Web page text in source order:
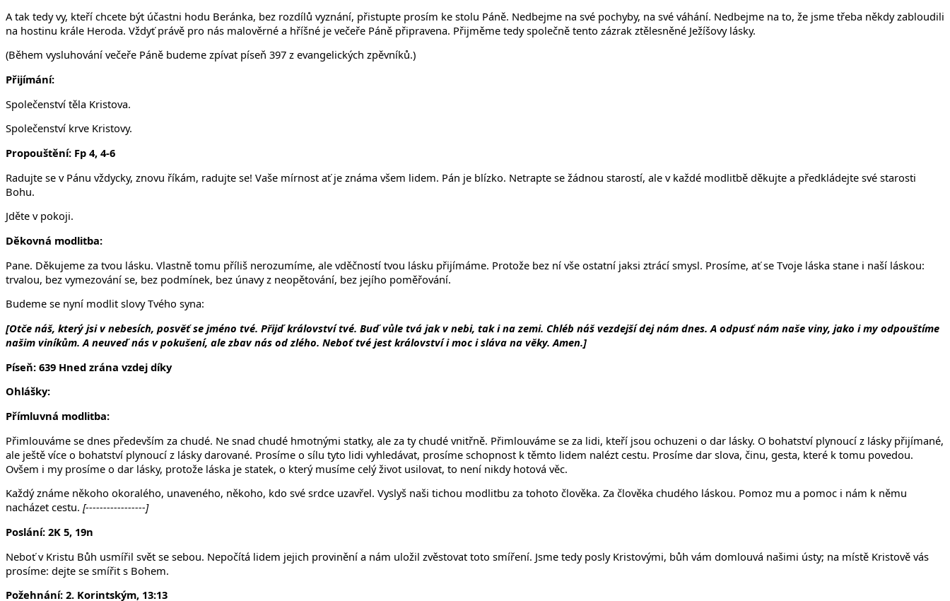
A tak tedy vy, kteří chcete být účastni hodu Beránka, bez rozdílů vyznání, přistupte prosím ke stolu Páně. Nedbejme na své pochyby, na své váhání. Nedbejme na to, že jsme třeba někdy zabloudili
na hostinu krále Heroda. Vždyť právě pro nás malověrné a hříšné je večeře Páně připravena. Přijměme tedy společně tento zázrak ztělesněné Ježíšovy lásky.
(Během vysluhování večeře Páně budeme zpívat píseň 397 z evangelických zpěvníků.)
Přijímání:
Společenství těla Kristova.
Společenství krve Kristovy.
Propouštění: Fp 4, 4-6
Radujte se v Pánu vždycky, znovu říkám, radujte se! Vaše mírnost ať je známa všem lidem. Pán je blízko. Netrapte se žádnou starostí, ale v každé modlitbě děkujte a předkládejte své starosti
Bohu.
Jděte v pokoji.
Děkovná modlitba:
Pane. Děkujeme za tvou lásku. Vlastně tomu příliš nerozumíme, ale vděčností tvou lásku přijímáme. Protože bez ní vše ostatní jaksi ztrácí smysl. Prosíme, ať se Tvoje láska stane i naší láskou:
trvalou, bez vymezování se, bez podmínek, bez únavy z neopětování, bez jejího poměřování.
Budeme se nyní modlit slovy Tvého syna:
[Otče náš, který jsi v nebesích, posvěť se jméno tvé. Přijď království tvé. Buď vůle tvá jak v nebi, tak i na zemi. Chléb náš vezdejší dej nám dnes. A odpusť nám naše viny, jako i my odpouštíme
našim viníkům. A neuveď nás v pokušení, ale zbav nás od zlého. Neboť tvé jest království i moc i sláva na věky. Amen.]
Píseň: 639 Hned zrána vzdej díky
Ohlášky:
Přímluvná modlitba:
Přimlouváme se dnes především za chudé. Ne snad chudé hmotnými statky, ale za ty chudé vnitřně. Přimlouváme se za lidi, kteří jsou ochuzeni o dar lásky. O bohatství plynoucí z lásky přijímané,
ale ještě více o bohatství plynoucí z lásky darované. Prosíme o sílu tyto lidi vyhledávat, prosíme schopnost k těmto lidem nalézt cestu. Prosíme dar slova, činu, gesta, které k tomu povedou.
Ovšem i my prosíme o dar lásky, protože láska je statek, o který musíme celý život usilovat, to není nikdy hotová věc.
Každý známe někoho okoralého, unaveného, někoho, kdo své srdce uzavřel. Vyslyš naši tichou modlitbu za tohoto člověka. Za člověka chudého láskou. Pomoz mu a pomoc i nám k němu
nacházet cestu. [-----------------]
Poslání: 2K 5, 19n
Neboť v Kristu Bůh usmířil svět se sebou. Nepočítá lidem jejich provinění a nám uložil zvěstovat toto smíření. Jsme tedy posly Kristovými, bůh vám domlouvá našimi ústy; na místě Kristově vás
prosíme: dejte se smířit s Bohem.
Požehnání: 2. Korintským, 13:13